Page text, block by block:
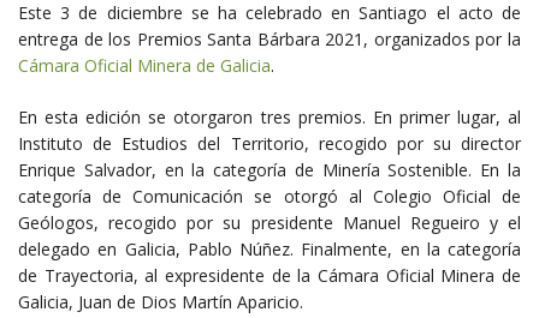
Este 3 de diciembre se ha celebrado en Santiago el acto de
entrega de los Premios Santa Bárbara 2021, organizados por la
Cámara Oficial Minera de Galicia.
En esta edición se otorgaron tres premios. En primer lugar, al
Instituto de Estudios del Territorio, recogido por su director
Enrique Salvador, en la categoría de Minería Sostenible. En la
categoría de Comunicación se otorgó al Colegio Oficial de
Geólogos, recogido por su presidente Manuel Regueiro y el
delegado en Galicia, Pablo Núñez. Finalmente, en la categoría
de Trayectoria, al expresidente de la Cámara Oficial Minera de
Galicia, Juan de Dios Martín Aparicio.